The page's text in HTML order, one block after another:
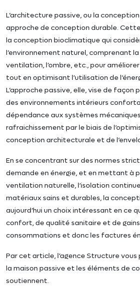
L’architecture passive, ou la
approche de conception durable.
la conception bioclimatique qui
l’environnement naturel, comprenant
ventilation, l’ombre, etc., pour
tout en optimisant l’utilisation de
L’approche passive, elle, vise de façon
des environnements intérieurs
dépendance aux systèmes
rafraichissement par le biais de
conception architecturale et de
En se concentrant sur des normes
demande en énergie, et en mettant à
ventilation naturelle, l’isolation
matériaux sains et durables, la
aujourd’hui un choix intéressant en ce
confort, de qualité sanitaire et de gains
consommations et donc les factures
Par cet article, l’agence Structure
la maison passive et les éléments de
soutiennent.